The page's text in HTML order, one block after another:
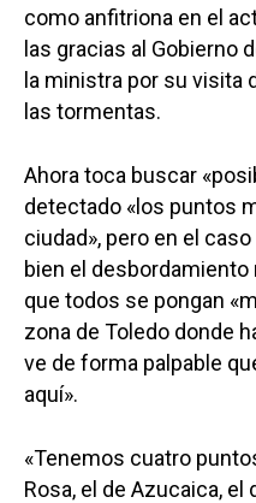
como anfitriona en el
las gracias al Gobierno
la ministra por su visita
las tormentas.
Ahora toca buscar
detectado «los puntos
ciudad», pero en el
bien el desbordamiento
que todos se pongan
zona de Toledo donde
ve de forma palpable
aquí».
«Tenemos cuatro
Rosa, el de Azucaica, el